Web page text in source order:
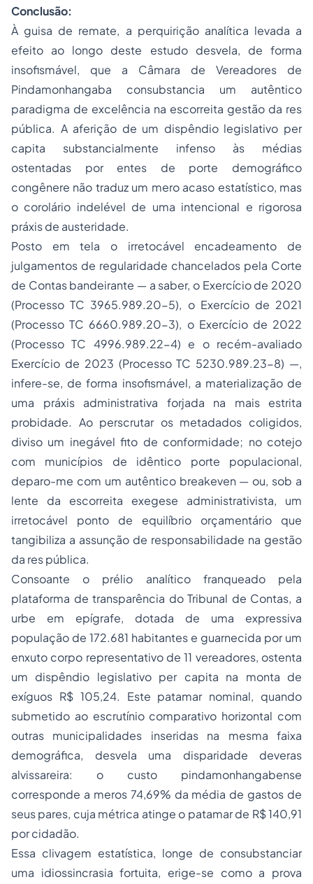
Conclusão:
À guisa de remate, a perquirição analítica levada a
efeito ao longo deste estudo desvela, de forma
insofismável, que a Câmara de Vereadores de
Pindamonhangaba consubstancia um autêntico
paradigma de excelência na escorreita gestão da res
pública. A aferição de um dispêndio legislativo per
capita substancialmente infenso às médias
ostentadas por entes de porte demográfico
congênere não traduz um mero acaso estatístico, mas
o corolário indelével de uma intencional e rigorosa
práxis de austeridade.
Posto em tela o irretocável encadeamento de
julgamentos de regularidade chancelados pela Corte
de Contas bandeirante — a saber, o Exercício de 2020
(Processo TC 3965.989.20-5), o Exercício de 2021
(Processo TC 6660.989.20-3), o Exercício de 2022
(Processo TC 4996.989.22-4) e o recém-avaliado
Exercício de 2023 (Processo TC 5230.989.23-8) —,
infere-se, de forma insofismável, a materialização de
uma práxis administrativa forjada na mais estrita
probidade. Ao perscrutar os metadados coligidos,
diviso um inegável fito de conformidade; no cotejo
com municípios de idêntico porte populacional,
deparo-me com um autêntico breakeven — ou, sob a
lente da escorreita exegese administrativista, um
irretocável ponto de equilíbrio orçamentário que
tangibiliza a assunção de responsabilidade na gestão
da res pública.
Consoante o prélio analítico franqueado pela
plataforma de transparência do Tribunal de Contas, a
urbe em epígrafe, dotada de uma expressiva
população de 172.681 habitantes e guarnecida por um
enxuto corpo representativo de 11 vereadores, ostenta
um dispêndio legislativo per capita na monta de
exíguos R$ 105,24. Este patamar nominal, quando
submetido ao escrutínio comparativo horizontal com
outras municipalidades inseridas na mesma faixa
demográfica, desvela uma disparidade deveras
alvissareira: o custo pindamonhangabense
corresponde a meros 74,69% da média de gastos de
seus pares, cuja métrica atinge o patamar de R$ 140,91
por cidadão.
Essa clivagem estatística, longe de consubstanciar
uma idiossincrasia fortuita, erige-se como a prova